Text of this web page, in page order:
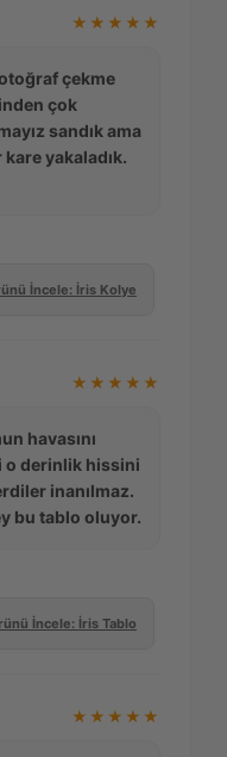
★★★★★
çekme
çok
sandık ama
yakaladık.
İncele: İris Kolye
★★★★★
havasını
o derinlik hissini
inanılmaz.
bu tablo oluyor.
İncele: İris Tablo
★★★★★